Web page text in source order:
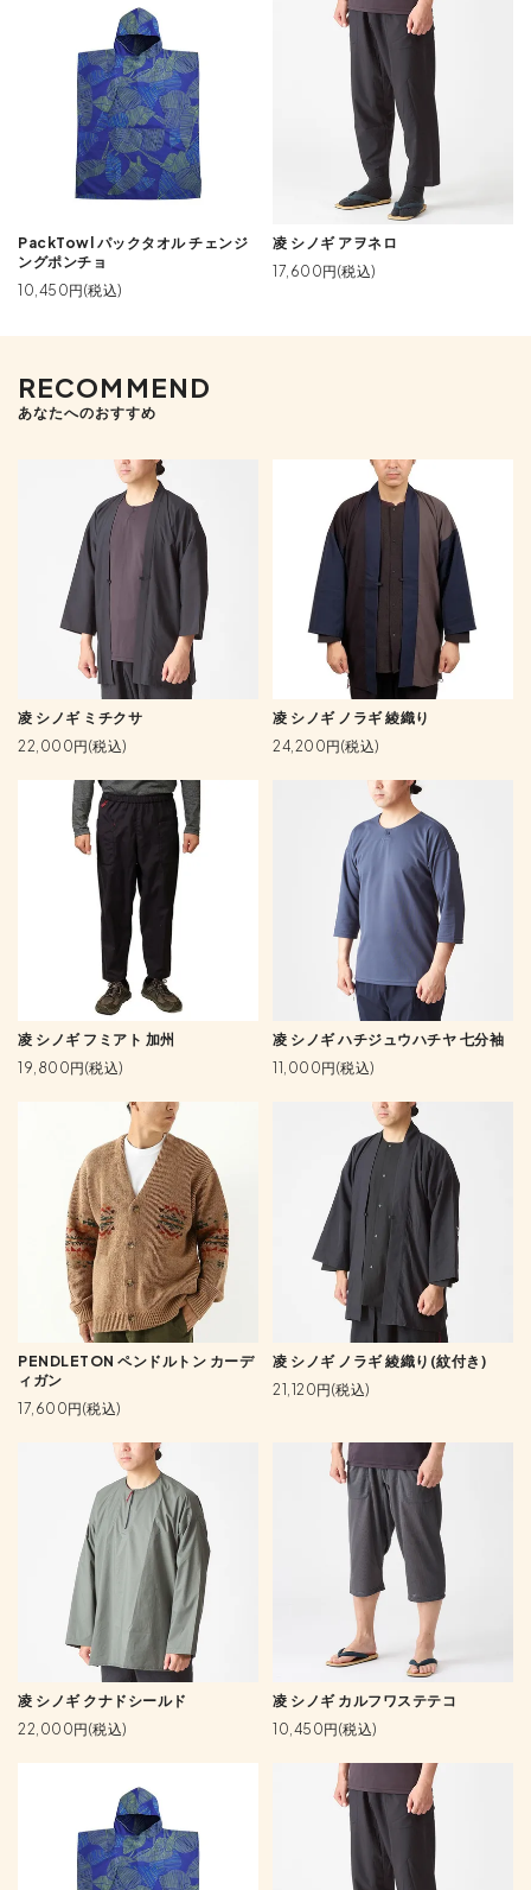
PackTowl パックタオル チェンジ
ングポンチョ
10,450円(税込)
凌 シノギ アヲネロ
17,600円(税込)
RECOMMEND
あなたへのおすすめ
凌 シノギ ミチクサ
22,000円(税込)
凌 シノギ ノラギ 綾織り
24,200円(税込)
凌 シノギ フミアト 加州
19,800円(税込)
凌 シノギ ハチジュウハチヤ 七分袖
11,000円(税込)
PENDLETON ペンドルトン カーデ
ィガン
17,600円(税込)
凌 シノギ ノラギ 綾織り(紋付き)
21,120円(税込)
凌 シノギ クナドシールド
22,000円(税込)
凌 シノギ カルフワステテコ
10,450円(税込)